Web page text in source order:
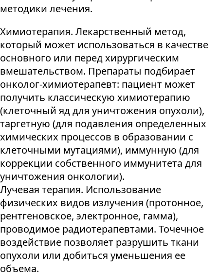
методики лечения.
Химиотерапия. Лекарственный метод,
который может использоваться в качестве
основного или перед хирургическим
вмешательством. Препараты подбирает
онколог-химиотерапевт: пациент может
получить классическую химиотерапию
(клеточный яд для уничтожения опухоли),
таргетную (для подавления определенных
химических процессов в образовании с
клеточными мутациями), иммунную (для
коррекции собственного иммунитета для
уничтожения онкологии).
Лучевая терапия. Использование
физических видов излучения (протонное,
рентгеновское, электронное, гамма),
проводимое радиотерапевтами. Точечное
воздействие позволяет разрушить ткани
опухоли или добиться уменьшения ее
объема.